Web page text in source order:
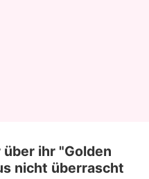
über ihr "Golden
nicht überrascht